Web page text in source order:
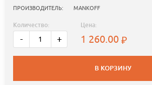
ПРОИЗВОДИТЕЛЬ: MANKOFF
Количество:
- +
Цена:
1 260.00
В КОРЗИНУ